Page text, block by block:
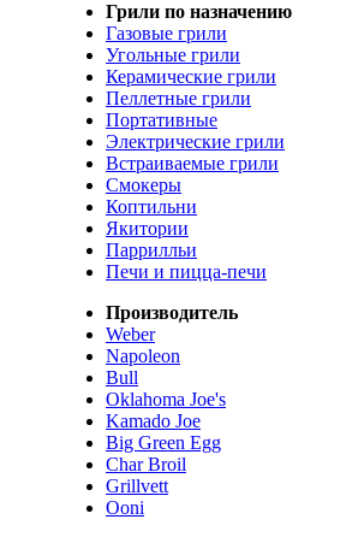
Грили по назначению
Газовые грили
Угольные грили
Керамические грили
Пеллетные грили
Портативные
Электрические грили
Встраиваемые грили
Смокеры
Коптильни
Якитории
Паррилльи
Печи и пицца-печи
Производитель
Weber
Napoleon
Bull
Oklahoma Joe's
Kamado Joe
Big Green Egg
Char Broil
Grillvett
Ooni